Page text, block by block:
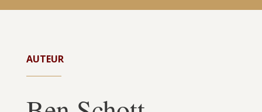
AUTEUR